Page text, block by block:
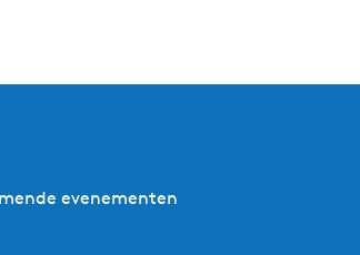
evenementen